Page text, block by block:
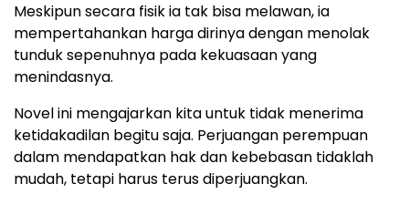
Meskipun secara fisik ia tak bisa melawan, ia
mempertahankan harga dirinya dengan menolak
tunduk sepenuhnya pada kekuasaan yang
menindasnya.
Novel ini mengajarkan kita untuk tidak menerima
ketidakadilan begitu saja. Perjuangan perempuan
dalam mendapatkan hak dan kebebasan tidaklah
mudah, tetapi harus terus diperjuangkan.